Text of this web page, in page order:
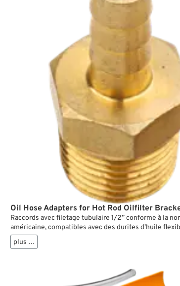
Oil Hose Adapters for Hot Rod Oilfilter
Raccords avec filetage tubulaire 1/2” conforme à la
américaine, compatibles avec des durites d’huile
plus …